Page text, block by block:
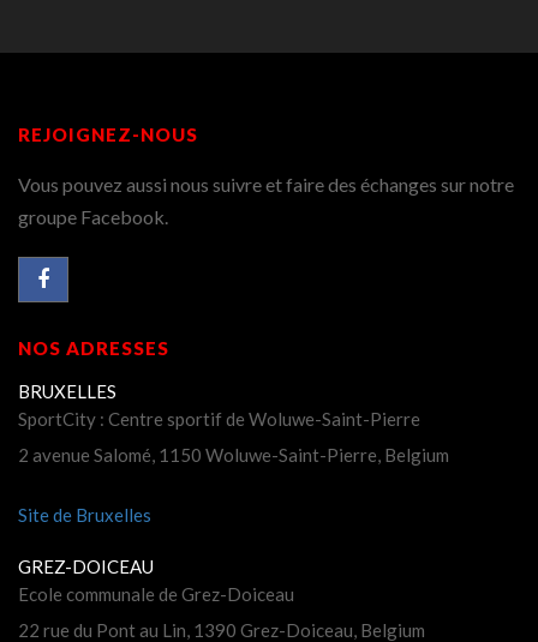
REJOIGNEZ-NOUS
Vous pouvez aussi nous suivre et faire des échanges sur notre
groupe Facebook.
NOS ADRESSES
BRUXELLES
SportCity : Centre sportif de Woluwe-Saint-Pierre
2 avenue Salomé, 1150 Woluwe-Saint-Pierre, Belgium
Site de Bruxelles
GREZ-DOICEAU
Ecole communale de Grez-Doiceau
22 rue du Pont au Lin, 1390 Grez-Doiceau, Belgium